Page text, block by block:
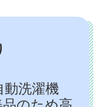
動洗濯機